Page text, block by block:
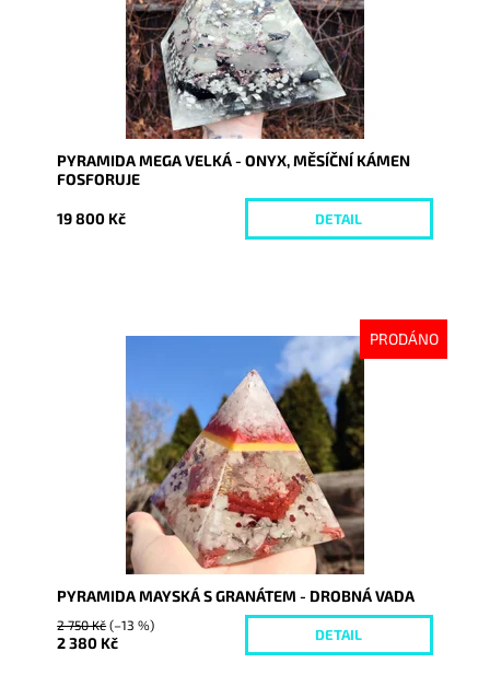
PYRAMIDA MEGA VELKÁ - ONYX, MĚSÍČNÍ KÁMEN
FOSFORUJE
19 800 Kč DETAIL
PRODÁNO
6077
PYRAMIDA MAYSKÁ S GRANÁTEM - DROBNÁ VADA
2 750 Kč(–13 %)
2 380 Kč DETAIL